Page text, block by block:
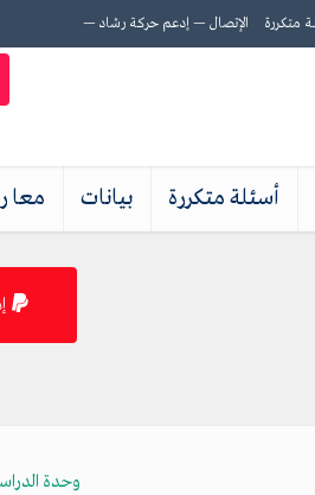
متكررة الإتصال — إدعم حركة رشاد —
أسئلة متكررة بيانات معا
وحدة